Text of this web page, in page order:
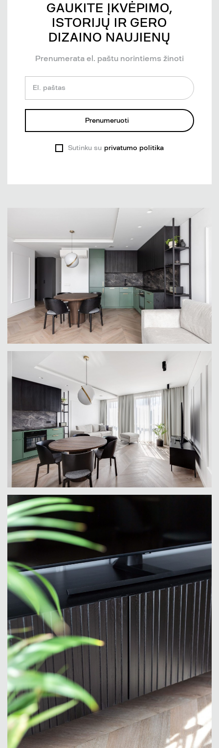
GAUKITE ĮKVĖPIMO,
ISTORIJŲ IR GERO
DIZAINO NAUJIENŲ
Prenumerata el. paštu norintiems žinoti
El. paštas
Prenumeruoti
Sutinku su privatumo politika